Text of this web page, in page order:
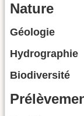
Nature
Géologie
Hydrographie
Biodiversité